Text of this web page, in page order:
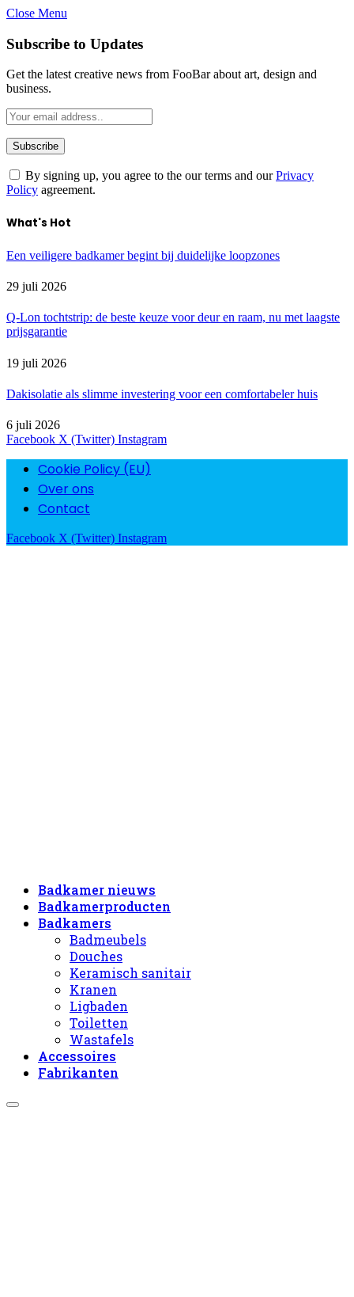
Close Menu
Subscribe to Updates
Get the latest creative news from FooBar about art, design and
business.
By signing up, you agree to the our terms and ourPrivacy
Policy agreement.
What's Hot
Een veiligere badkamer begint bij duidelijke loopzones
29 juli 2026
Q-Lon tochtstrip: de beste keuze voor deur en raam, nu met laagste
prijsgarantie
19 juli 2026
Dakisolatie als slimme investering voor een comfortabeler huis
6 juli 2026
Facebook X (Twitter) Instagram
Cookie Policy (EU)
Over ons
Contact
Facebook X (Twitter) Instagram
Badkamer nieuws
Badkamerproducten
Badkamers
Badmeubels
Douches
Keramisch sanitair
Kranen
Ligbaden
Toiletten
Wastafels
Accessoires
Fabrikanten